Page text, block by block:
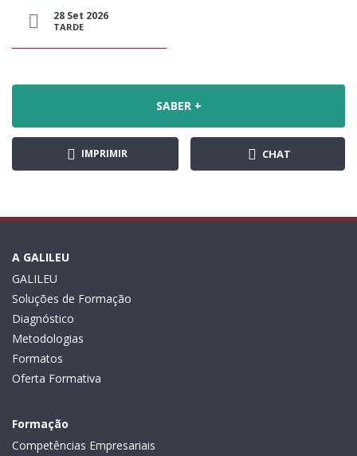
28 Set 2026
TARDE
SABER +
IMPRIMIR CHAT
A GALILEU
GALILEU
Soluções de Formação
Diagnóstico
Metodologias
Formatos
Oferta Formativa
Formação
Competências Empresariais